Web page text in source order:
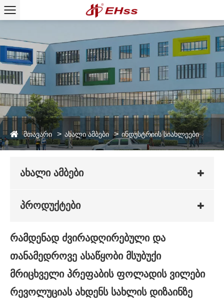
მთავარი ახალი ამბები ინდუსტრიის სიახლეები
ახალი ამბები
პროდუქტები
რამდენად ძვირადღირებული და
თანამედროვე ასაწყობი მსუბუქი
მრიცხველი პრეფაბის ფოლადის ვილები
რევოლუციას ახდენს სახლის დიზაინზე